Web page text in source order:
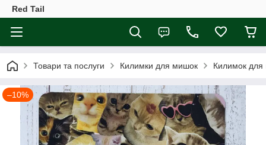
Red Tail
Товари та послуги Килимки для мишок Килимок для
–10%